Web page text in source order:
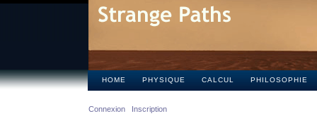
HOME PHYSIQUE CALCUL PHILOSOPHIE
Connexion Inscription